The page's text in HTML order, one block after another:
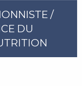
/
DU